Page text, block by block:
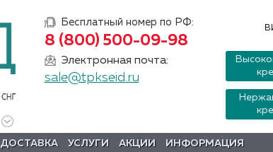
Бесплатный номер по РФ:
8 (800) 500-09-98
Электронная почта:
sale@tpkseid.ru
ДОСТАВКА УСЛУГИ АКЦИИ ИНФОРМАЦИЯ